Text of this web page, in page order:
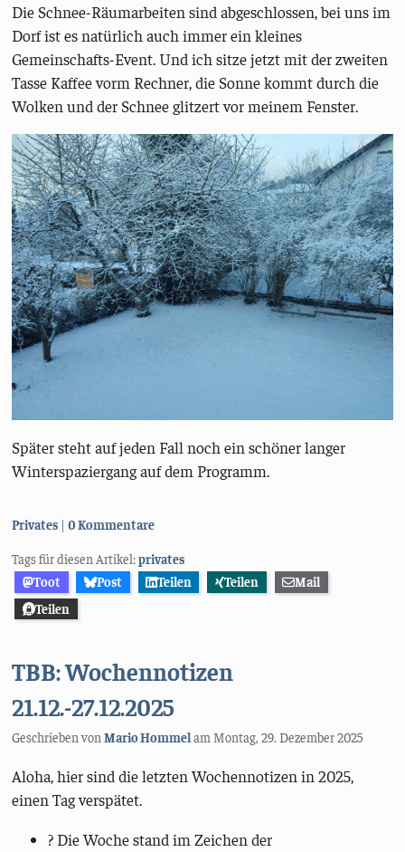
Die Schnee-Räumarbeiten sind abgeschlossen, bei uns im
Dorf ist es natürlich auch immer ein kleines
Gemeinschafts-Event. Und ich sitze jetzt mit der zweiten
Tasse Kaffee vorm Rechner, die Sonne kommt durch die
Wolken und der Schnee glitzert vor meinem Fenster.
Später steht auf jeden Fall noch ein schöner langer
Winterspaziergang auf dem Programm.
Kategorien:
Privates 0 Kommentare
Tags für diesen Artikel:privates
Toot
Post Teilen Teilen
Mail
Teilen
TBB: Wochennotizen
21.12.-27.12.2025
Geschrieben vonMario Hommelam Montag, 29. Dezember 2025
Aloha, hier sind die letzten Wochennotizen in 2025,
einen Tag verspätet.
? Die Woche stand im Zeichen der